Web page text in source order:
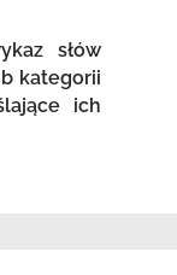
słów
kategorii
ich